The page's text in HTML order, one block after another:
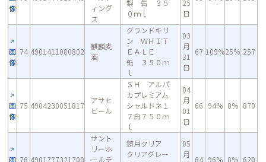
像
ィング
ス
梨 缶 ３５
０ｍｌ
25
日
画
像
74 4901411080802
麒麟麦
酒
グランドキリ
ン ＷＨＩＴ
ＥＡＬＥ
缶 ３５０ｍ
ｌ
03
月
31
日
67 109%25% 257
画
像
75 4904230051817
アサヒ
ビール
ＳＨ アルパ
カプレミアム
シャルドネ１
７白７５０ｍ
ｌ
04
月
01
日
66 94% 8% 870
画 76 4901777321700
サント
リーホ
ールデ
鏡月クリア
クリアグレー
05
月
64 96% 8% 620